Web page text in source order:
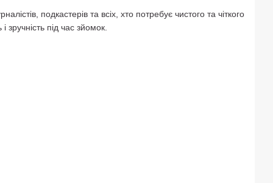
подкастерів та всіх, хто потребує чистого та чіткого
під час зйомок.